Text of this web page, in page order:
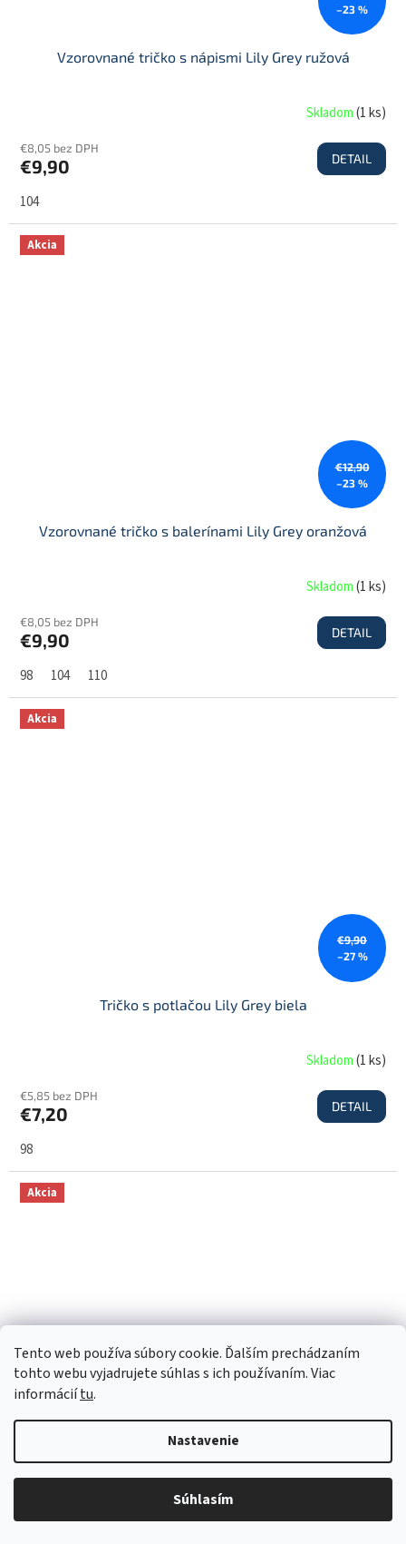
Tento web používa súbory cookie. Ďalším prechádzaním
tohto webu vyjadrujete súhlas s ich používaním. Viac
informáciítu.
Nastavenie
Súhlasím
–23 %
Vzorovnané tričko s nápismi Lily Grey ružová
Skladom(1 ks)
€8,05 bez DPH
€9,90 DETAIL
104
Akcia
€12,90
–23 %
Vzorovnané tričko s balerínami Lily Grey oranžová
Skladom(1 ks)
€8,05 bez DPH
€9,90 DETAIL
98 104 110
Akcia
€9,90
–27 %
Tričko s potlačou Lily Grey biela
Skladom(1 ks)
€5,85 bez DPH
€7,20 DETAIL
98
Akcia
Tylová sukňa Lily Grey sivá